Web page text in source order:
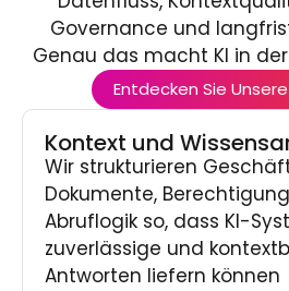
Kontext und
Wir strukturieren
Dokumente,
Abruflogik so, dass KI-
zuverlässige und
Antworten liefern können
Governance und
Genau das macht KI in
Entdecken Sie